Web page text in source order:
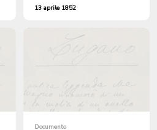
di famiglia numerosa e senza
13 aprile 1852
Documento